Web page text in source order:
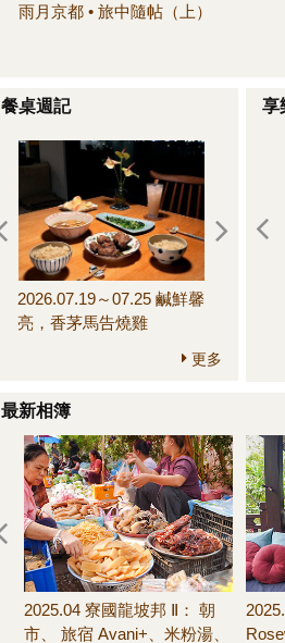
雨月京都 • 旅中隨帖（上）
餐桌週記
2026.07.19～07.25 鹹鮮馨
亮，香茅馬告燒雞
來，饅頭
更多
享
最新相簿
2025.04 寮國龍坡邦 Ⅱ： 朝
市、 旅宿 Avani+、米粉湯、